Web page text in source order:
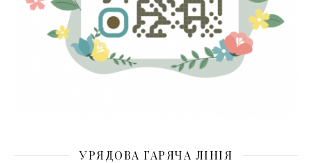
УРЯДОВА ГАРЯЧА ЛІНІЯ